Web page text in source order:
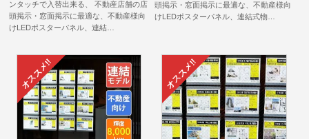
ンタッチで入替出来る、 不動産店舗の店
頭掲示・窓面掲示に最適な、不動産様向
けLEDポスターパネル、連結…
頭掲示・窓面掲示に最適な、不動産様向
けLEDポスターパネル、連結式物…